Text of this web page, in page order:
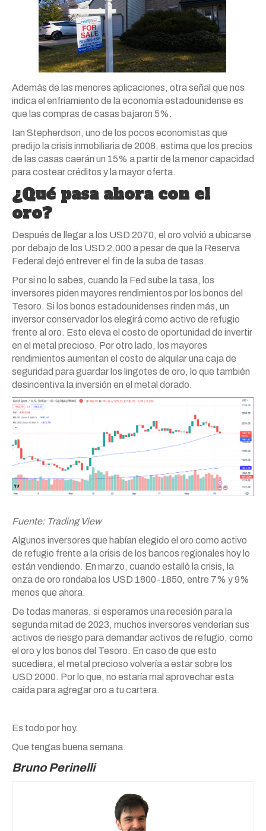
Además de las menores aplicaciones, otra señal que nos
indica el enfriamiento de la economía estadounidense es
que las compras de casas bajaron 5%.
Ian Stepherdson, uno de los pocos economistas que
predijo la crisis inmobiliaria de 2008, estima que los precios
de las casas caerán un 15% a partir de la menor capacidad
para costear créditos y la mayor oferta.
¿Qué pasa ahora con el
oro?
Después de llegar a los USD 2070, el oro volvió a ubicarse
por debajo de los USD 2.000 a pesar de que la Reserva
Federal dejó entrever el fin de la suba de tasas.
Por si no lo sabes, cuando la Fed sube la tasa, los
inversores piden mayores rendimientos por los bonos del
Tesoro. Si los bonos estadounidenses rinden más, un
inversor conservador los elegirá como activo de refugio
frente al oro. Esto eleva el costo de oportunidad de invertir
en el metal precioso. Por otro lado, los mayores
rendimientos aumentan el costo de alquilar una caja de
seguridad para guardar los lingotes de oro, lo que también
desincentiva la inversión en el metal dorado.
Fuente: Trading View
Algunos inversores que habían elegido el oro como activo
de refugio frente a la crisis de los bancos regionales hoy lo
están vendiendo. En marzo, cuando estalló la crisis, la
onza de oro rondaba los USD 1800-1850, entre 7% y 9%
menos que ahora.
De todas maneras, si esperamos una recesión para la
segunda mitad de 2023, muchos inversores venderían sus
activos de riesgo para demandar activos de refugio, como
el oro y los bonos del Tesoro. En caso de que esto
sucediera, el metal precioso volvería a estar sobre los
USD 2000. Por lo que, no estaría mal aprovechar esta
caída para agregar oro a tu cartera.
Es todo por hoy.
Que tengas buena semana.
Bruno Perinelli